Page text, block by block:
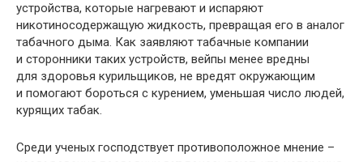
устройства, которые нагревают и испаряют
никотиносодержащую жидкость, превращая его в аналог
табачного дыма. Как заявляют табачные компании
и сторонники таких устройств, вейпы менее вредны
для здоровья курильщиков, не вредят окружающим
и помогают бороться с курением, уменьшая число людей,
курящих табак.
Среди ученых господствует противоположное мнение –